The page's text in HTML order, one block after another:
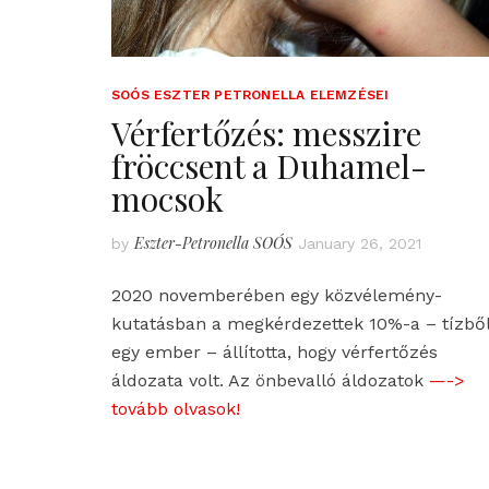
SOÓS ESZTER PETRONELLA ELEMZÉSEI
Vérfertőzés: messzire
fröccsent a Duhamel-
mocsok
by Eszter-Petronella SOÓS January 26, 2021
2020 novemberében egy közvélemény-
kutatásban a megkérdezettek 10%-a – tízből
egy ember – állította, hogy vérfertőzés
áldozata volt. Az önbevalló áldozatok —->
tovább olvasok!